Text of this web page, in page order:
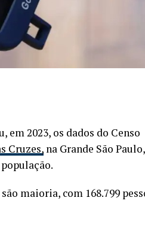
2023, os dados do Censo
Cruzes, na Grande São
maioria, com 168.799